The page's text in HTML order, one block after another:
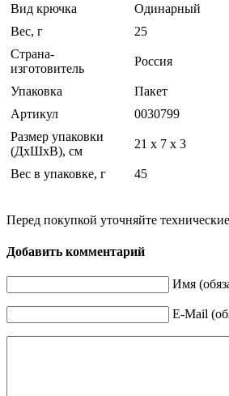
Вид крючка
Одинарный
Вес, г
25
Страна-
изготовитель
Россия
Упаковка
Пакет
Артикул
0030799
Размер упаковки
(ДхШхВ), см
21 x 7 x 3
Вес в упаковке, г 45
Перед покупкой уточняйте
Добавить комментарий
Имя
E-Mail